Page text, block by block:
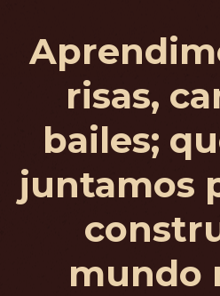
risas,
bailes;
juntamos
mundo